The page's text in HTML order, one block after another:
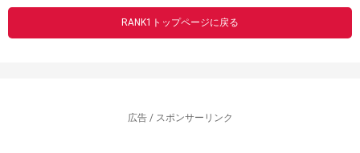
RANK1トップページに戻る
広告 / スポンサーリンク